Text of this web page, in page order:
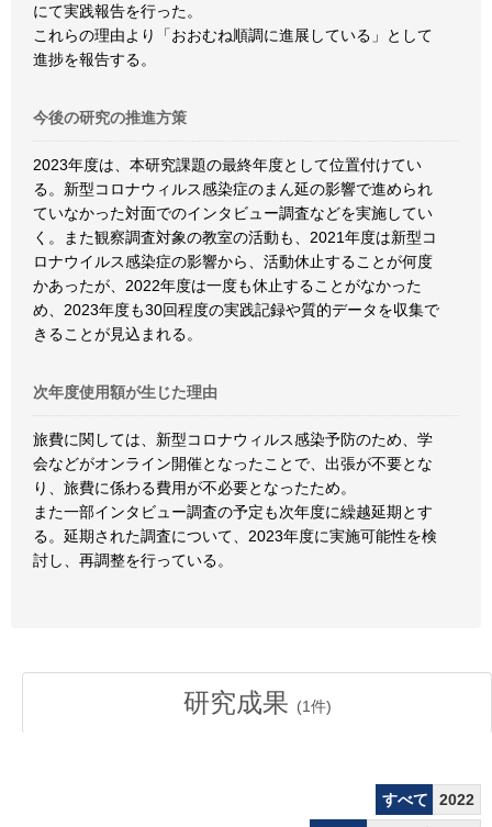
にて実践報告を行った。
これらの理由より「おおむね順調に進展している」として
進捗を報告する。
今後の研究の推進方策
2023年度は、本研究課題の最終年度として位置付けてい
る。新型コロナウィルス感染症のまん延の影響で進められ
ていなかった対面でのインタビュー調査などを実施してい
く。また観察調査対象の教室の活動も、2021年度は新型コ
ロナウイルス感染症の影響から、活動休止することが何度
かあったが、2022年度は一度も休止することがなかった
め、2023年度も30回程度の実践記録や質的データを収集で
きることが見込まれる。
次年度使用額が生じた理由
旅費に関しては、新型コロナウィルス感染予防のため、学
会などがオンライン開催となったことで、出張が不要とな
り、旅費に係わる費用が不必要となったため。
また一部インタビュー調査の予定も次年度に繰越延期とす
る。延期された調査について、2023年度に実施可能性を検
討し、再調整を行っている。
研究成果 (1件)
すべて
2022